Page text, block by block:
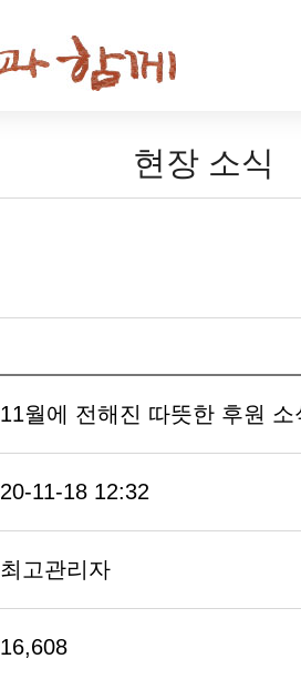
현장 소식
11월에 전해진 따뜻한 후원 소
20-11-18 12:32
최고관리자
16,608